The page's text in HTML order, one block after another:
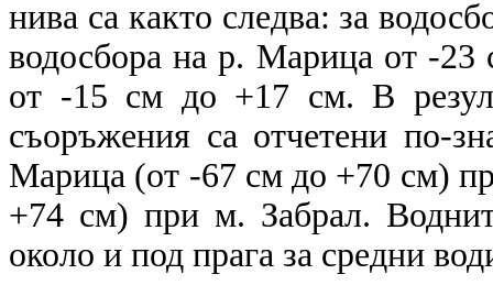
нива са както следва: за
водосбора на р. Марица от -
от -15 см до +17 см. В
съоръжения са отчетени по-
Марица (от -67 см до +70 см)
+74 см) при м. Забрал.
около и под прага за средни